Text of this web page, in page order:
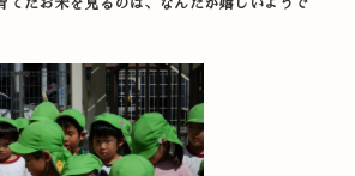
てたお米を見るのは、なんだか嬉しいようで